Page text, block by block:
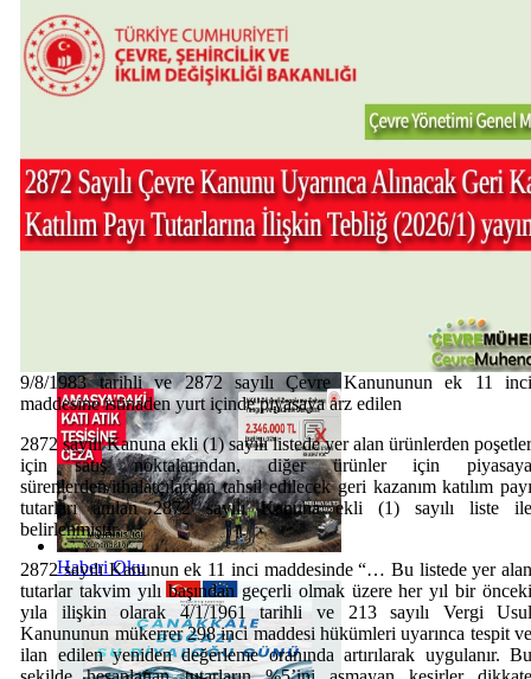
Haberi Oku
9/8/1983 tarihli ve 2872 sayılı Çevre Kanununun ek 11
maddesine istinaden yurt içinde piyasaya arz edilen
2872 sayılı Kanuna ekli (1) sayılı listede yer alan ürünlerden
için satış noktalarından, diğer ürünler için
sürenlerden/ithalatçılardan tahsil edilecek geri kazanım katılım
tutarları anılan 2872 sayılı Kanuna ekli (1) sayılı liste
belirlenmiştir.
2872 sayılı Kanunun ek 11 inci maddesinde “… Bu listede yer
tutarlar takvim yılı başından geçerli olmak üzere her yıl bir
yıla ilişkin olarak 4/1/1961 tarihli ve 213 sayılı Vergi
Kanununun mükerrer 298 inci maddesi hükümleri uyarınca tespit
ilan edilen yeniden değerleme oranında artırılarak uygulanır.